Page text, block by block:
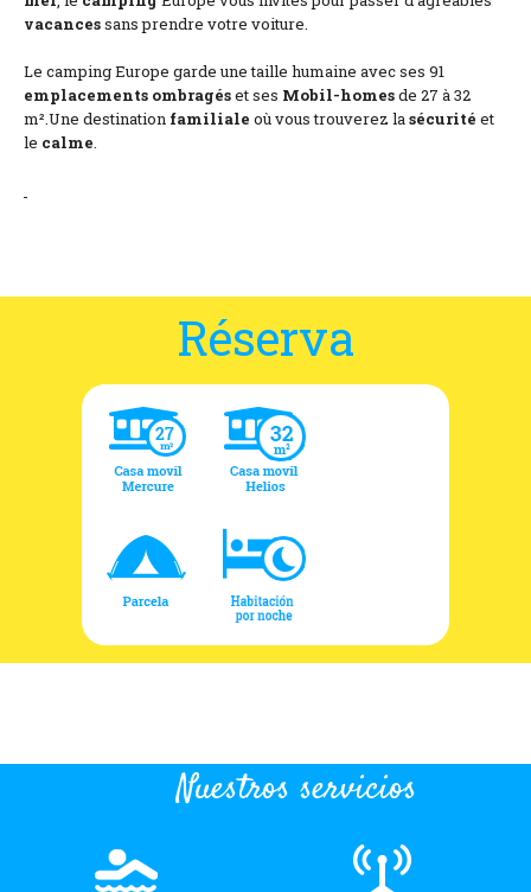
vacancessans prendre votre voiture.
Le camping Europe garde une taille humaine avec ses 91
emplacements ombragéset ses Mobil-homesde 27 à 32
m².Une destination familiale où vous trouverez lasécurité et
le calme.
Réserva
Nuestros servicios